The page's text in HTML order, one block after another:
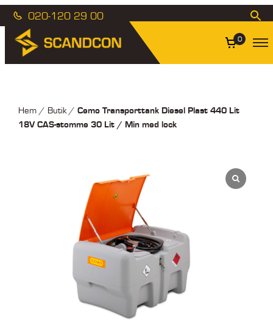
020-120 29 00
0
Hem/ Butik/ Cemo Transporttank Diesel Plast 440 Lit
18V CAS-stomme 30 Lit / Min med lock